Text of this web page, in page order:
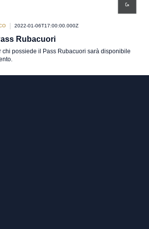
2022-01-06T17:00:00.000Z
Rubacuori
chi possiede il Pass Rubacuori sarà disponibile